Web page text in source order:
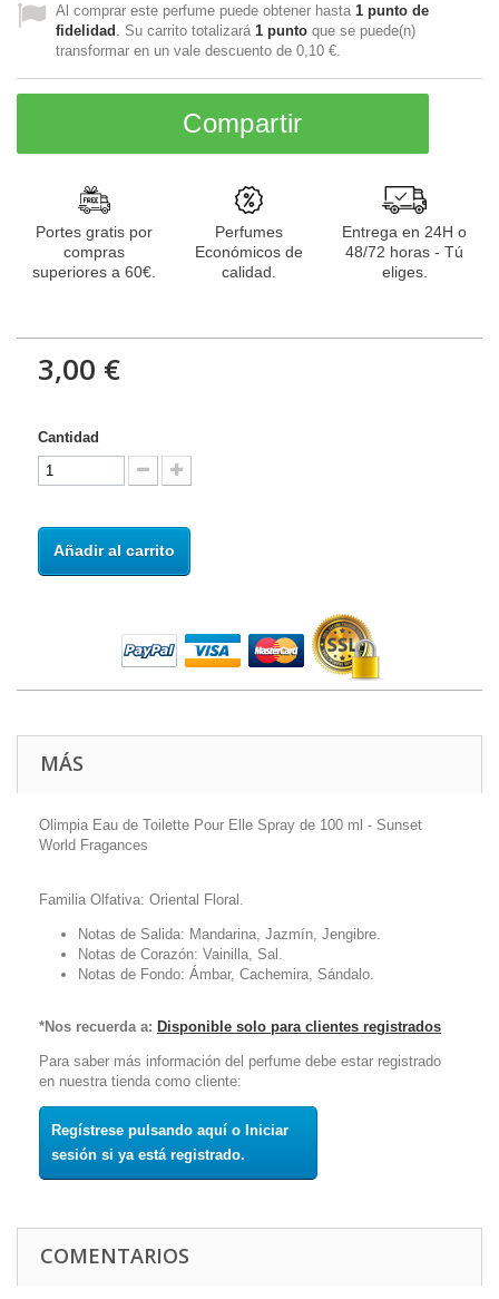
Al comprar este perfume puede obtener hasta 1 punto de
fidelidad . Su carrito totalizará 1 punto que se puede(n)
transformar en un vale descuento de 0,10 €
Compartir
Portes gratis por
compras
superiores a 60€.
Perfumes
Económicos de
calidad.
Entrega en 24H o
48/72 horas - Tú
eliges.
3,00 €
Cantidad
Añadir al carrito
MÁS
Olimpia Eau de Toilette Pour Elle Spray de 100 ml - Sunset
World Fragances
Familia Olfativa: Oriental Floral.
Notas de Salida: Mandarina, Jazmín, Jengibre.
Notas de Corazón: Vainilla, Sal.
Notas de Fondo: Ámbar, Cachemira, Sándalo.
*Nos recuerda a: Disponible solo para clientes registrados
Para saber más información del perfume debe estar registrado
en nuestra tienda como cliente:
Regístrese pulsando aquí o Iniciar
sesión si ya está registrado.
COMENTARIOS